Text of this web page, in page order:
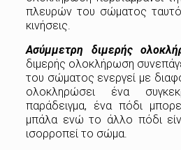
πλευρών του σώματος
κινήσεις.
Ασύμμετρη διμερής
διμερής ολοκλήρωση
του σώματος ενεργεί με
ολοκληρώσει ένα
παράδειγμα, ένα πόδι
μπάλα ενώ το άλλο πόδι
ισορροπεί το σώμα.